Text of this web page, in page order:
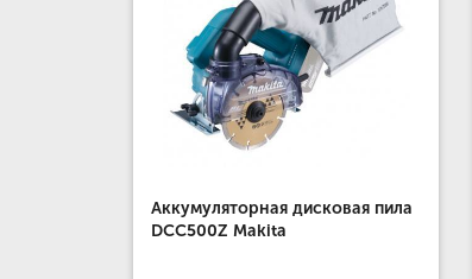
Аккумуляторная дисковая пила
DCC500Z Makita